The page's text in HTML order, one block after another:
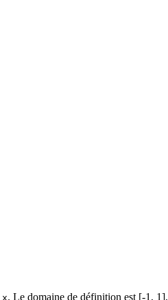
x. Le domaine de définition est [-1, 1].